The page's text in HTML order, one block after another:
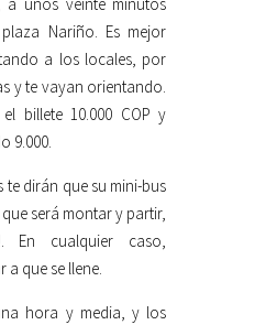
Nariño. Es mejor
a los locales, por
y te vayan orientando.
billete 10.000 COP y
9.000.
te dirán que su mini-bus
será montar y partir,
En cualquier caso,
a que se llene.
hora y media, y los